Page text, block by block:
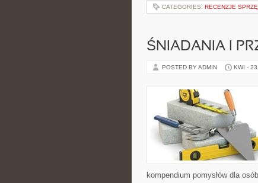
CATEGORIES: RECENZJE
ŚNIADANIA I
POSTED BY ADMIN KWI -
kompendium pomysłów dla